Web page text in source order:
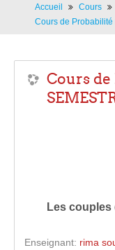
FRANÇAIS ‎(FR)‎
Accueil Cours
Cours de Probabilité
Cours de
Les couples
Enseignant: rima